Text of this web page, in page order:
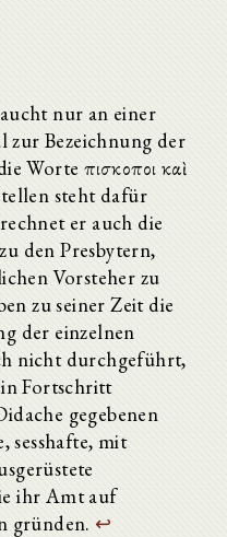
nur an einer
zur Bezeichnung der
Worte ἐπισκοποι καὶ
steht dafür
er auch die
den Presbytern,
Vorsteher zu
zu seiner Zeit die
der einzelnen
nicht durchgeführt,
Fortschritt
gegebenen
sesshafte, mit
ihr Amt auf
gründen. ↩